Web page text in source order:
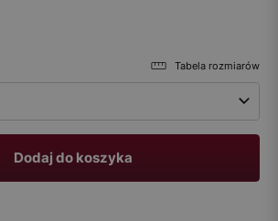
Tabela rozmiarów
Dodaj do koszyka